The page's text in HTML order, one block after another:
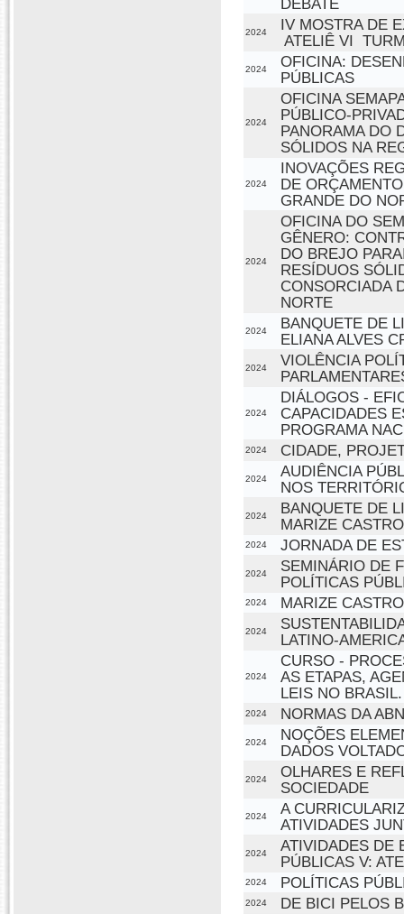
DEBATE
2024
IV MOSTRA DE
 ATELIÊ VI 
2024
OFICINA:
PÚBLICAS
2024
OFICINA
PÚBLICO-
PANORAMA DO
SÓLIDOS NA
2024
INOVAÇÕES
DE
GRANDE DO
2024
OFICINA DO
GÊNERO:
DO BREJO
RESÍDUOS
CONSORCIADA
NORTE
2024
BANQUETE DE
ELIANA ALVES
2024
VIOLÊNCIA
2024
DIÁLOGOS -
CAPACIDADES
PROGRAMA
2024 CIDADE,
2024
AUDIÊNCIA
NOS
2024
BANQUETE DE
MARIZE CASTRO
2024 JORNADA DE
2024
SEMINÁRIO DE
POLÍTICAS
2024 MARIZE
2024
LATINO-
2024
CURSO -
AS ETAPAS,
LEIS NO BRASIL.
2024 NORMAS DA
2024
NOÇÕES
DADOS
2024
OLHARES E
SOCIEDADE
2024
A
ATIVIDADES
2024
ATIVIDADES DE
PÚBLICAS V:
2024 POLÍTICAS
2024 DE BICI PELOS